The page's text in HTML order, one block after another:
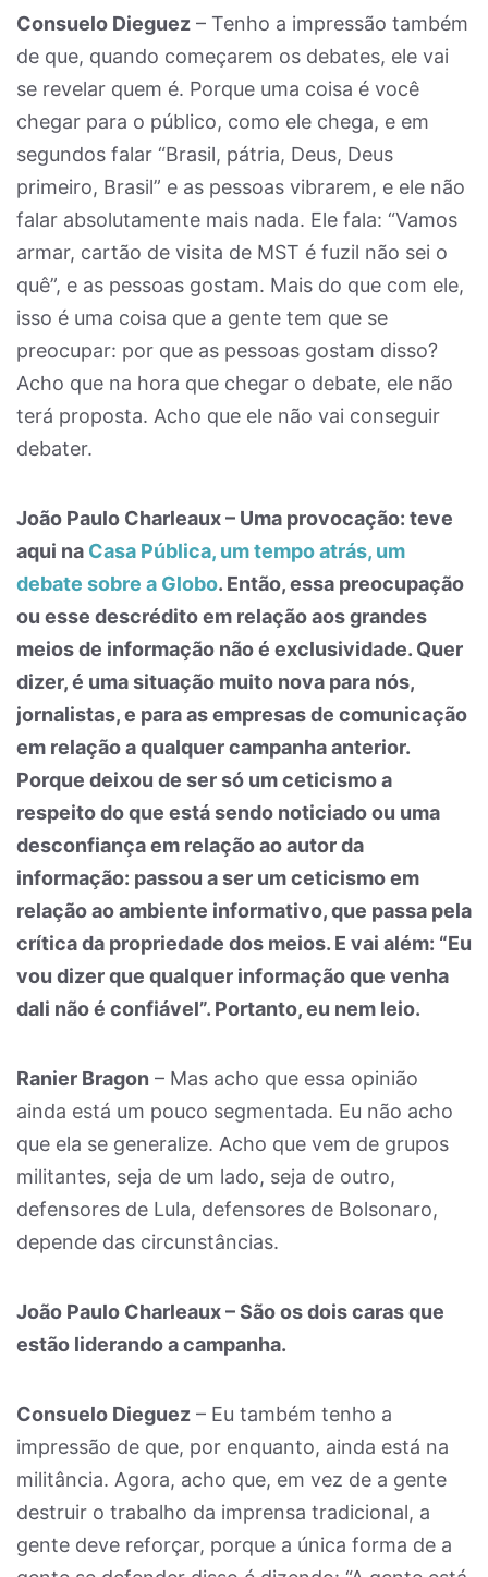
Consuelo Dieguez – Tenho a impressão também
de que, quando começarem os debates, ele vai
se revelar quem é. Porque uma coisa é você
chegar para o público, como ele chega, e em
segundos falar “Brasil, pátria, Deus, Deus
primeiro, Brasil” e as pessoas vibrarem, e ele não
falar absolutamente mais nada. Ele fala: “Vamos
armar, cartão de visita de MST é fuzil não sei o
quê”, e as pessoas gostam. Mais do que com ele,
isso é uma coisa que a gente tem que se
preocupar: por que as pessoas gostam disso?
Acho que na hora que chegar o debate, ele não
terá proposta. Acho que ele não vai conseguir
debater.
João Paulo Charleaux – Uma provocação: teve
aqui na Casa Pública, um tempo atrás, um
debate sobre a Globo. Então, essa preocupação
ou esse descrédito em relação aos grandes
meios de informação não é exclusividade. Quer
dizer, é uma situação muito nova para nós,
jornalistas, e para as empresas de comunicação
em relação a qualquer campanha anterior.
Porque deixou de ser só um ceticismo a
respeito do que está sendo noticiado ou uma
desconfiança em relação ao autor da
informação: passou a ser um ceticismo em
relação ao ambiente informativo, que passa pela
crítica da propriedade dos meios. E vai além: “Eu
vou dizer que qualquer informação que venha
dali não é confiável”. Portanto, eu nem leio.
Ranier Bragon – Mas acho que essa opinião
ainda está um pouco segmentada. Eu não acho
que ela se generalize. Acho que vem de grupos
militantes, seja de um lado, seja de outro,
defensores de Lula, defensores de Bolsonaro,
depende das circunstâncias.
João Paulo Charleaux – São os dois caras que
estão liderando a campanha.
Consuelo Dieguez – Eu também tenho a
impressão de que, por enquanto, ainda está na
militância. Agora, acho que, em vez de a gente
destruir o trabalho da imprensa tradicional, a
gente deve reforçar, porque a única forma de a